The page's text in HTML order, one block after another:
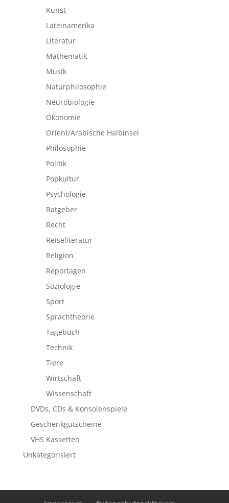
Kunst
Lateinamerika
Literatur
Mathematik
Musik
Naturphilosophie
Neurobiologie
Ökonomie
Orient/Arabische Halbinsel
Philosophie
Politik
Popkultur
Psychologie
Ratgeber
Recht
Reiseliteratur
Religion
Reportagen
Soziologie
Sport
Sprachtheorie
Tagebuch
Technik
Tiere
Wirtschaft
Wissenschaft
DVDs, CDs & Konsolenspiele
Geschenkgutscheine
VHS Kassetten
Unkategorisiert